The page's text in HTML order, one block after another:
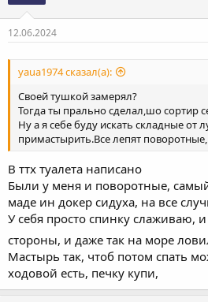
12.06.2024
yaua1974 сказал(а):
Своей тушкой замерял?
Тогда ты прально сделал,шо сортир
Ну а я себе буду искать складные от
примастырить.Все лепят
В ттх туалета написано
Были у меня и поворотные,
маде ин докер сидуха, на все
У себя просто спинку слаживаю,
стороны, и даже так на море
Мастырь так, чтоб потом спать
ходовой есть, печку купи,